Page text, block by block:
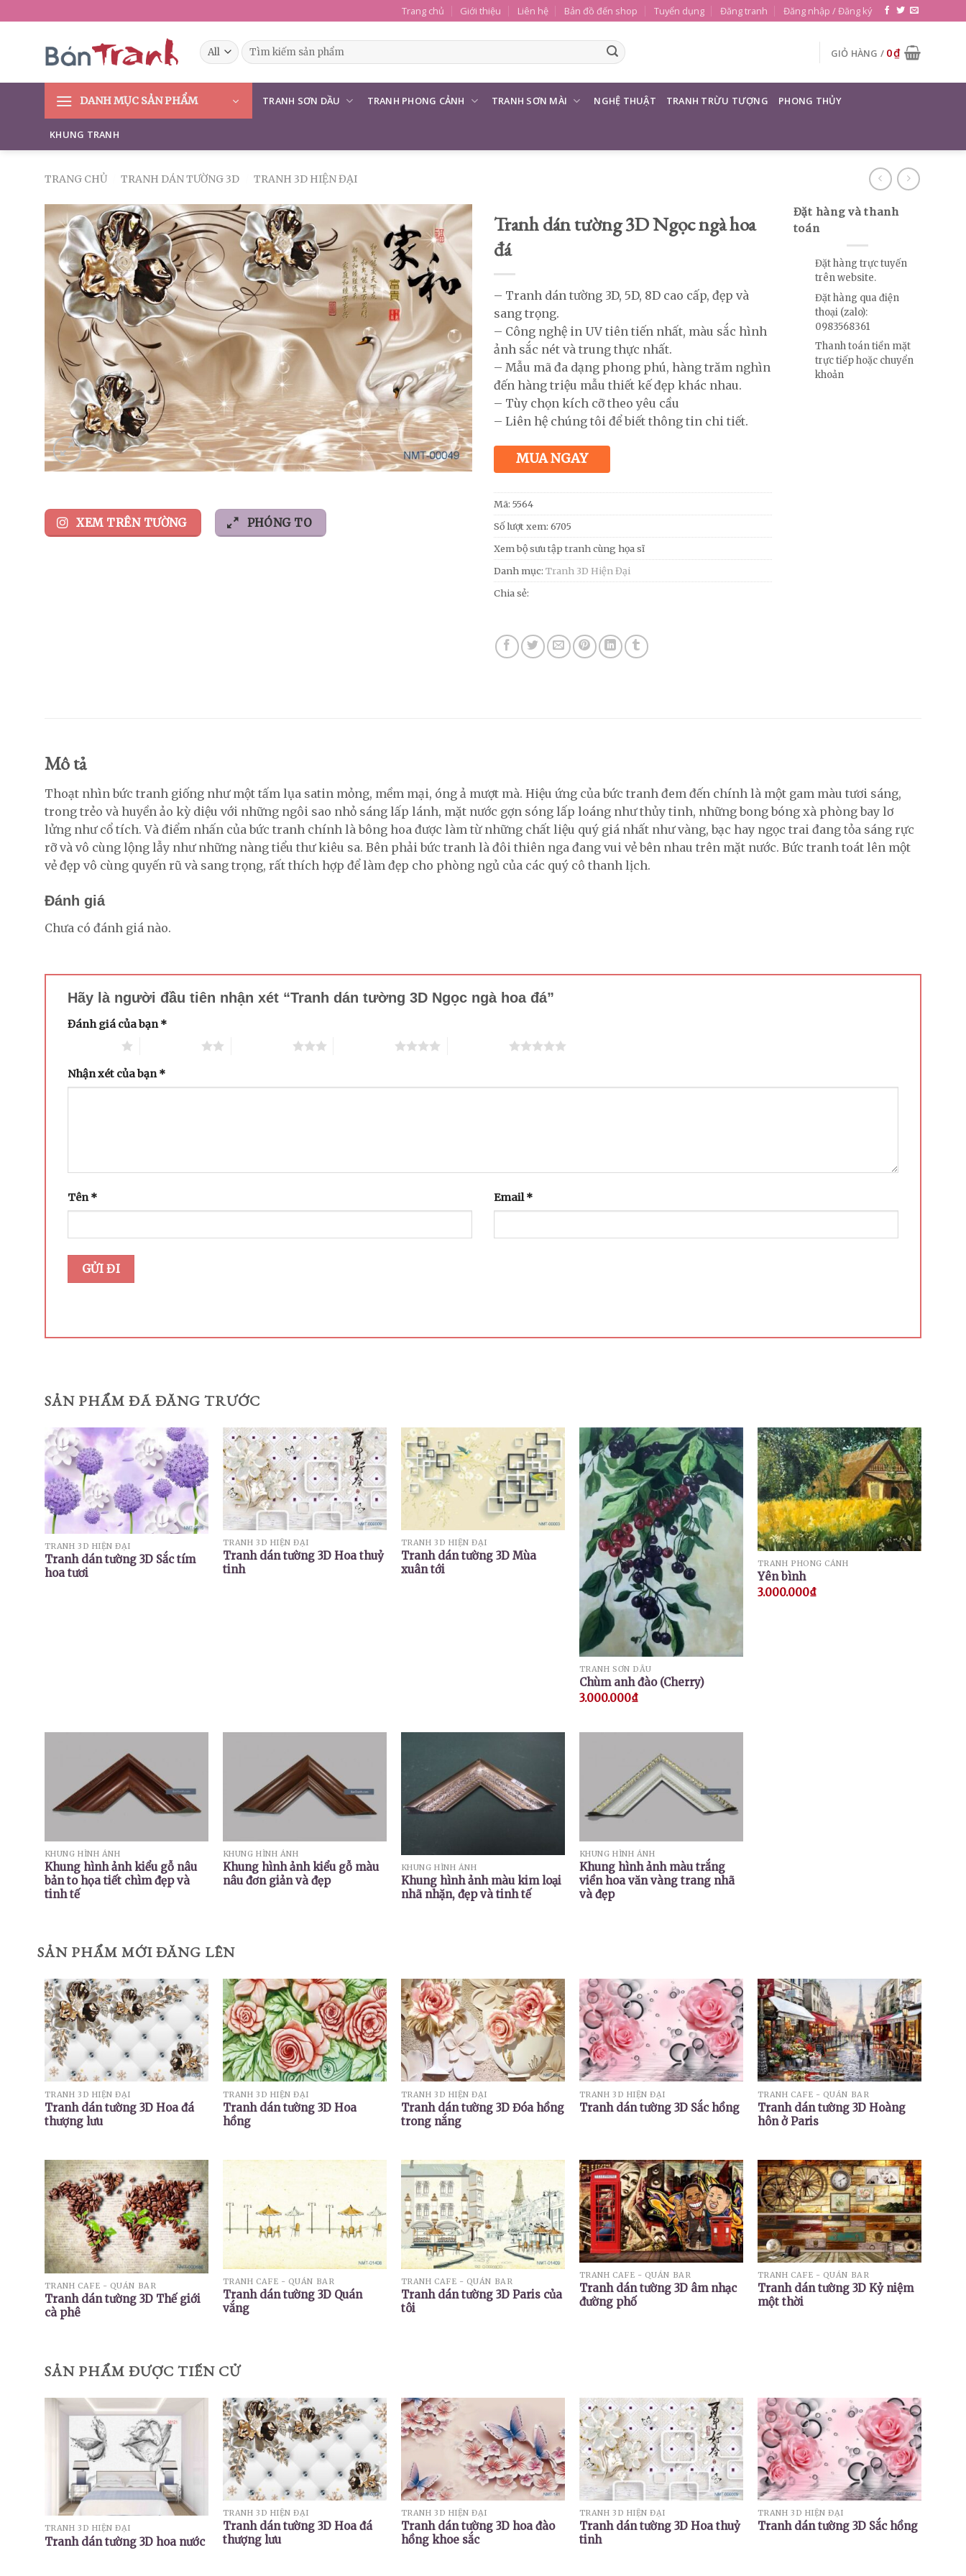
to
Trang chủ Giới thiệu Liên hệ Bản đồ đến shop Tuyển dụng Đăng tranh Đăng nhập / Đăng ký
Tìm
kiếm:
GIỎ HÀNG / 0₫
DANH MỤC SẢN PHẨM TRANH SƠN DẦU TRANH PHONG CẢNH TRANH SƠN MÀI NGHỆ THUẬT TRANH TRỪU TƯỢNG PHONG THỦY
KHUNG TRANH
TRANG CHỦ TRANH DÁN TƯỜNG 3D TRANH 3D HIỆN ĐẠI
XEM TRÊN TƯỜNG PHÓNG TO
Tranh dán tường 3D Ngọc ngà hoa
đá
– Tranh dán tường 3D, 5D, 8D cao cấp, đẹp và
sang trọng.
– Công nghệ in UV tiên tiến nhất, màu sắc hình
ảnh sắc nét và trung thực nhất.
– Mẫu mã đa dạng phong phú, hàng trăm nghìn
đến hàng triệu mẫu thiết kế đẹp khác nhau.
– Tùy chọn kích cỡ theo yêu cầu
– Liên hệ chúng tôi để biết thông tin chi tiết.
MUA NGAY
Mã: 5564
Số lượt xem: 6705
Xem bộ sưu tập tranh cùng họa sĩ
Danh mục: Tranh 3D Hiện Đại
Chia sẻ:
Đặt hàng và thanh
toán
Đặt hàng trực tuyến
trên website.
Đặt hàng qua điện
thoại (zalo):
0983568361
Thanh toán tiền mặt
trực tiếp hoặc chuyển
khoản
Mô tả
Thoạt nhìn bức tranh giống như một tấm lụa satin mỏng, mềm mại, óng ả mượt mà. Hiệu ứng của bức tranh đem đến chính là một gam màu tươi sáng,
trong trẻo và huyền ảo kỳ diệu với những ngôi sao nhỏ sáng lấp lánh, mặt nước gợn sóng lấp loáng như thủy tinh, những bong bóng xà phòng bay lơ
lửng như cổ tích. Và điểm nhấn của bức tranh chính là bông hoa được làm từ những chất liệu quý giá nhất như vàng, bạc hay ngọc trai đang tỏa sáng rực
rỡ và vô cùng lộng lẫy như những nàng tiểu thư kiêu sa. Bên phải bức tranh là đôi thiên nga đang vui vẻ bên nhau trên mặt nước. Bức tranh toát lên một
vẻ đẹp vô cùng quyến rũ và sang trọng, rất thích hợp để làm đẹp cho phòng ngủ của các quý cô thanh lịch.
Đánh giá
Chưa có đánh giá nào.
Hãy là người đầu tiên nhận xét “Tranh dán tường 3D Ngọc ngà hoa đá”
Đánh giá của bạn*
Nhận xét của bạn*
Tên* Email*
SẢN PHẨM ĐÃ ĐĂNG TRƯỚC
TRANH 3D HIỆN ĐẠI
Tranh dán tường 3D Sắc tím
hoa tươi
TRANH 3D HIỆN ĐẠI
Tranh dán tường 3D Hoa thuỷ
tinh
TRANH 3D HIỆN ĐẠI
Tranh dán tường 3D Mùa
xuân tới
TRANH SƠN DẦU
Chùm anh đào (Cherry)
3.000.000₫
TRANH PHONG CẢNH
Yên bình
3.000.000₫
KHUNG HÌNH ẢNH
Khung hình ảnh kiểu gỗ nâu
bản to họa tiết chìm đẹp và
tinh tế
KHUNG HÌNH ẢNH
Khung hình ảnh kiểu gỗ màu
nâu đơn giản và đẹp
KHUNG HÌNH ẢNH
Khung hình ảnh màu kim loại
nhã nhặn, đẹp và tinh tế
KHUNG HÌNH ẢNH
Khung hình ảnh màu trắng
viền hoa văn vàng trang nhã
và đẹp
SẢN PHẨM MỚI ĐĂNG LÊN
TRANH 3D HIỆN ĐẠI
Tranh dán tường 3D Hoa đá
thượng lưu
TRANH 3D HIỆN ĐẠI
Tranh dán tường 3D Hoa
hồng
TRANH 3D HIỆN ĐẠI
Tranh dán tường 3D Đóa hồng
trong nắng
TRANH 3D HIỆN ĐẠI
Tranh dán tường 3D Sắc hồng
TRANH CAFE - QUÁN BAR
Tranh dán tường 3D Hoàng
hôn ở Paris
TRANH CAFE - QUÁN BAR
Tranh dán tường 3D Thế giới
cà phê
TRANH CAFE - QUÁN BAR
Tranh dán tường 3D Quán
vắng
TRANH CAFE - QUÁN BAR
Tranh dán tường 3D Paris của
tôi
TRANH CAFE - QUÁN BAR
Tranh dán tường 3D âm nhạc
đường phố
TRANH CAFE - QUÁN BAR
Tranh dán tường 3D Kỷ niệm
một thời
SẢN PHẨM ĐƯỢC TIẾN CỬ
TRANH 3D HIỆN ĐẠI
Tranh dán tường 3D hoa nước
TRANH 3D HIỆN ĐẠI
Tranh dán tường 3D Hoa đá
thượng lưu
TRANH 3D HIỆN ĐẠI
Tranh dán tường 3D hoa đào
hồng khoe sắc
TRANH 3D HIỆN ĐẠI
Tranh dán tường 3D Hoa thuỷ
tinh
TRANH 3D HIỆN ĐẠI
Tranh dán tường 3D Sắc hồng